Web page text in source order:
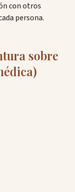
con otros
persona.
sobre